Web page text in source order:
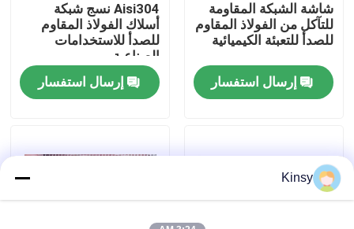
مراقبة الجودة
اتصل بنا
القضايا
شاشة شبكة الأسلاك المنسوجة
شاشة الشبكة المقاومة
للتآكل من الفولاذ المقاوم
للصدأ للتعبئة الكيميائية
إرسال استفسار
Aisi304 نسج شبكة
أسلاك الفولاذ المقاوم
للصدأ للاستخدامات
الصناعية
إرسال استفسار
Kinsy